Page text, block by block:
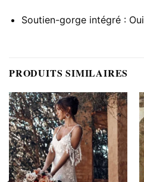
Soutien-gorge intégré : Oui
PRODUITS SIMILAIRES